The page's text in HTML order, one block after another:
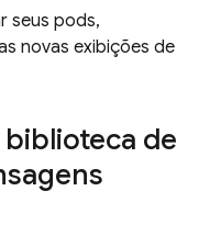
seus pods,
novas exibições de
de